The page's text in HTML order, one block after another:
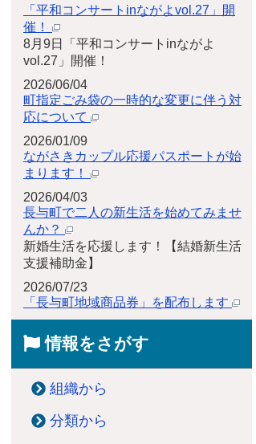
「平和コンサートinながよvol.27」開
催！
8月9日「平和コンサートinながよ
vol.27」開催！
2026/06/04
町指定ごみ袋の一時的な変更に伴う対
応について
2026/01/09
ながさきカップル応援パスポートが始
まります！
2026/04/03
長与町で二人の新生活を始めてみませ
んか？
新婚生活を応援します！【結婚新生活
支援補助金】
2026/07/23
「長与町地域商品券」を配布します
情報をさがす
組織から
分類から